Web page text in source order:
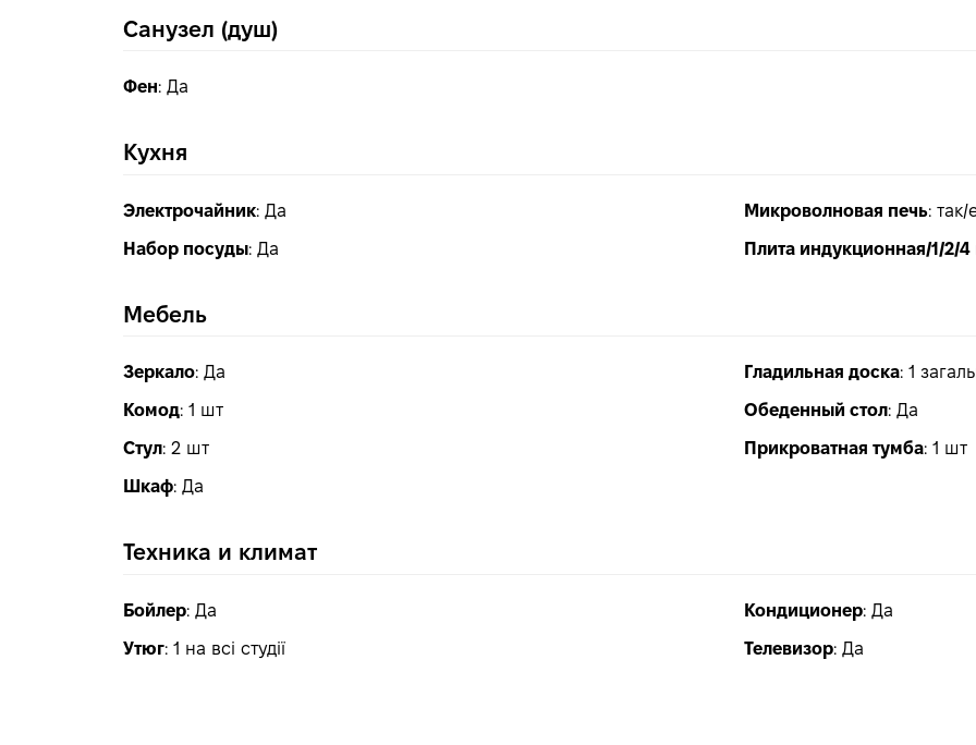
Санузел (душ)
Фен:Да
Кухня
Электрочайник:Да Микроволновая печь:так/
Набор посуды:Да Плита индукционная/1/2/
Мебель
Зеркало:Да Гладильная доска:1
Комод:1 шт Обеденный стол:Да
Стул:2 шт Прикроватная тумба:1 шт
Шкаф:Да
Техника и климат
Бойлер:Да Кондиционер:Да
Утюг:1 на всі студії Телевизор:Да